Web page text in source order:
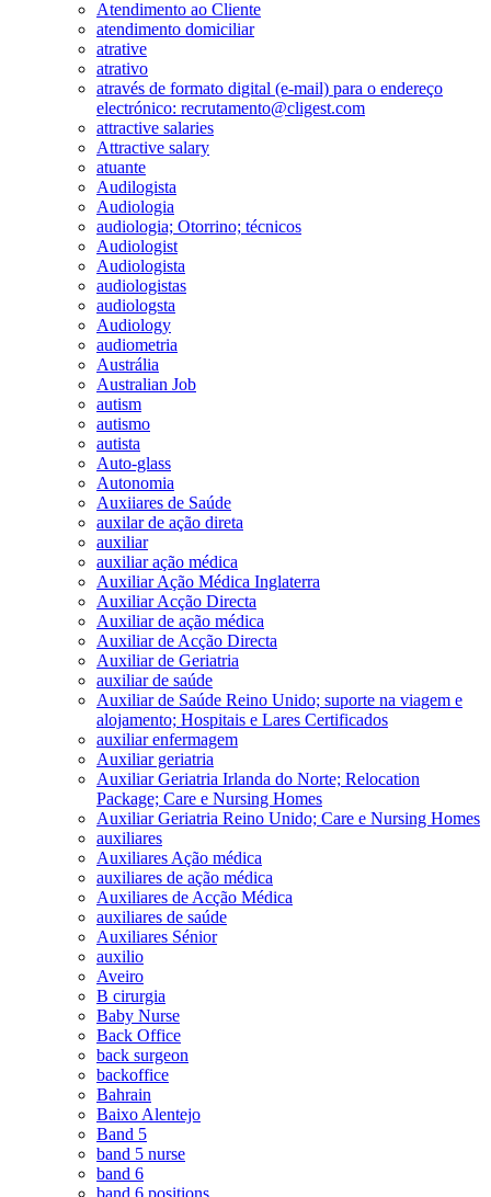
Atendimento ao Cliente
atendimento domiciliar
atrative
atrativo
através de formato digital (e-mail) para o endereço
electrónico: recrutamento@cligest.com
attractive salaries
Attractive salary
atuante
Audilogista
Audiologia
audiologia; Otorrino; técnicos
Audiologist
Audiologista
audiologistas
audiologsta
Audiology
audiometria
Austrália
Australian Job
autism
autismo
autista
Auto-glass
Autonomia
Auxiiares de Saúde
auxilar de ação direta
auxiliar
auxiliar ação médica
Auxiliar Ação Médica Inglaterra
Auxiliar Acção Directa
Auxiliar de ação médica
Auxiliar de Acção Directa
Auxiliar de Geriatria
auxiliar de saúde
Auxiliar de Saúde Reino Unido; suporte na viagem e
alojamento; Hospitais e Lares Certificados
auxiliar enfermagem
Auxiliar geriatria
Auxiliar Geriatria Irlanda do Norte; Relocation
Package; Care e Nursing Homes
Auxiliar Geriatria Reino Unido; Care e Nursing Homes
auxiliares
Auxiliares Ação médica
auxiliares de ação médica
Auxiliares de Acção Médica
auxiliares de saúde
Auxiliares Sénior
auxilio
Aveiro
B cirurgia
Baby Nurse
Back Office
back surgeon
backoffice
Bahrain
Baixo Alentejo
Band 5
band 5 nurse
band 6
band 6 positions